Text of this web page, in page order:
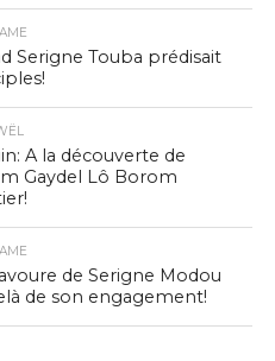
Serigne Touba prédisait
A la découverte de
Gaydel Lô Borom
de Serigne Modou
de son engagement!